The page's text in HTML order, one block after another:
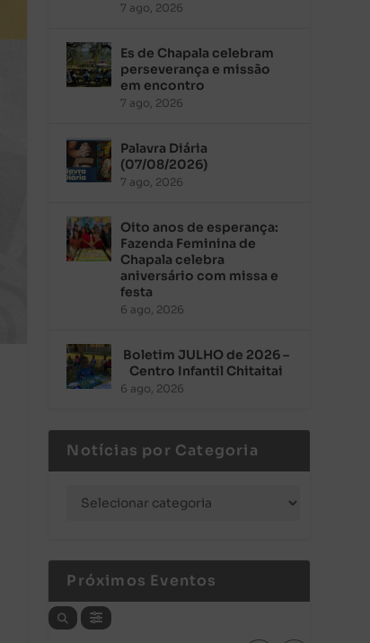
7 ago, 2026
Es de Chapala celebram
perseverança e missão
em encontro
7 ago, 2026
Palavra Diária
(07/08/2026)
7 ago, 2026
Oito anos de esperança:
Fazenda Feminina de
Chapala celebra
aniversário com missa e
festa
6 ago, 2026
Boletim JULHO de 2026 –
Centro Infantil Chitaitai
6 ago, 2026
Notícias por Categoria
Próximos Eventos